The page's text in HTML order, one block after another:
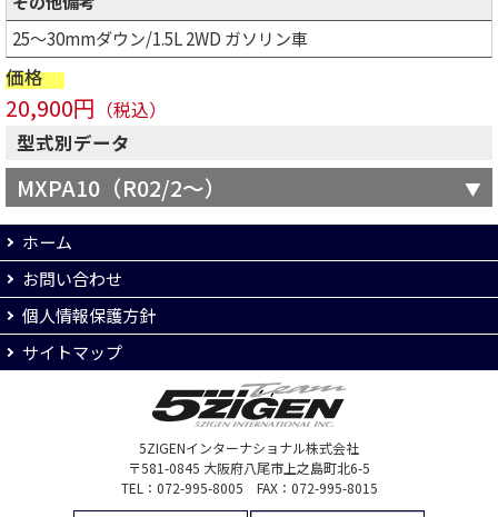
25～30mmダウン/1.5L 2WD ガソリン車
価格
20,900円 （税込）
型式別データ
MXPA10（R02/2～）
ホーム
お問い合わせ
個人情報保護方針
サイトマップ
5ZIGENインターナショナル株式会社
〒581-0845 大阪府八尾市上之島町北6-5
TEL：072-995-8005 FAX：072-995-8015